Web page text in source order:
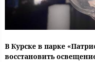
В Курске в парке
восстановить